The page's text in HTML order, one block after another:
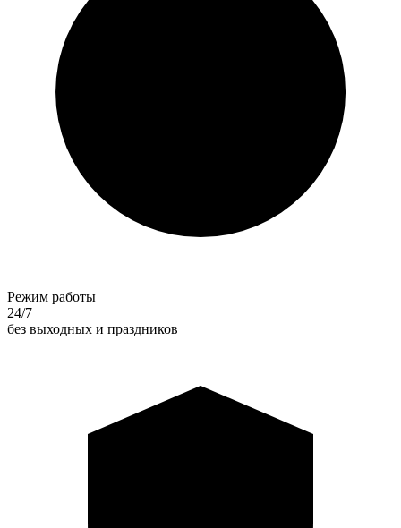
Режим работы
24/7
без выходных и праздников